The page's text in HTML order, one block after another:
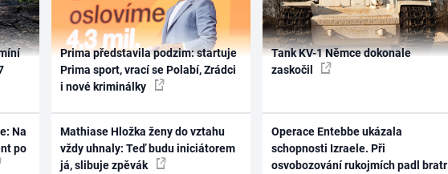
Na
po
Prima představila podzim: startuje
Prima sport, vrací se Polabí, Zrádci
i nové kriminálky
Mathiase Hložka ženy do vztahu
vždy uhnaly: Teď budu iniciátorem
já, slibuje zpěvák
Tank KV-1 Němce dokonale
zaskočil
Operace Entebbe ukázala
schopnosti Izraele. Při
osvobozování rukojmích padl bratr